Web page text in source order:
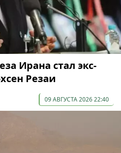
Ирана стал экс-
Резаи
09 АВГУСТА 2026 22:40